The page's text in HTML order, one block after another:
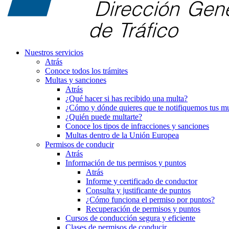
Nuestros servicios
Atrás
Conoce todos los trámites
Multas y sanciones
Atrás
¿Qué hacer si has recibido una multa?
¿Cómo y dónde quieres que te notifiquemos tus
¿Quién puede multarte?
Conoce los tipos de infracciones y sanciones
Multas dentro de la Unión Europea
Permisos de conducir
Atrás
Información de tus permisos y puntos
Atrás
Informe y certificado de conductor
Consulta y justificante de puntos
¿Cómo funciona el permiso por puntos?
Recuperación de permisos y puntos
Cursos de conducción segura y eficiente